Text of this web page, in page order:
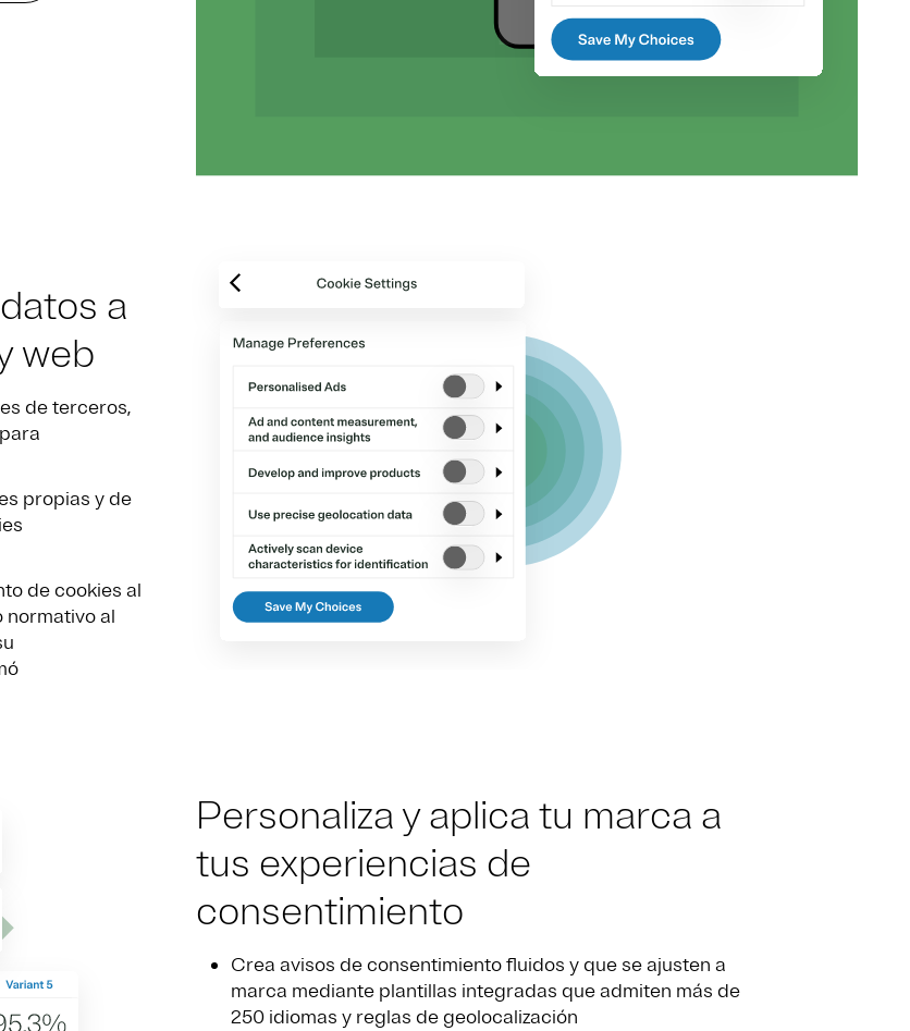
a
web
de terceros,
propias y de
de cookies al
normativo al
Personaliza y aplica tu marca a
tus experiencias de
consentimiento
Crea avisos de consentimiento fluidos y que se ajusten a
marca mediante plantillas integradas que admiten más de
250 idiomas y reglas de geolocalización